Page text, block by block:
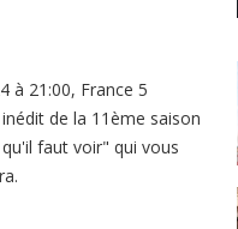
à 21:00, France 5
de la 11ème saison
faut voir" qui vous